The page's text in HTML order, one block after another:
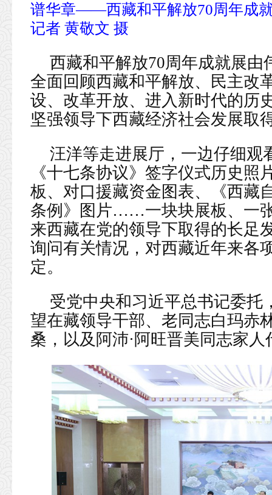
谱华章——西藏和平解放70周年成
记者 黄敬文 摄
西藏和平解放70周年成就展
全面回顾西藏和平解放、民主改
设、改革开放、进入新时代的历
坚强领导下西藏经济社会发展取
汪洋等走进展厅，一边仔细观
《十七条协议》签字仪式历史
板、对口援藏资金图表、《西藏
条例》图片……一块块展板、一
来西藏在党的领导下取得的长足
询问有关情况，对西藏近年来各
定。
受党中央和习近平总书记委托
望在藏领导干部、老同志白玛赤
桑，以及阿沛·阿旺晋美同志家